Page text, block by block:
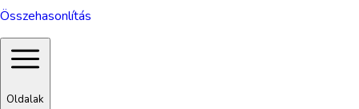
Összehasonlítás
Oldalak